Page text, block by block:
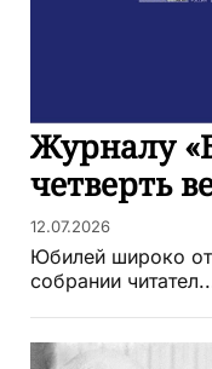
Журналу
четверть
12.07.2026
Юбилей широко
собрании